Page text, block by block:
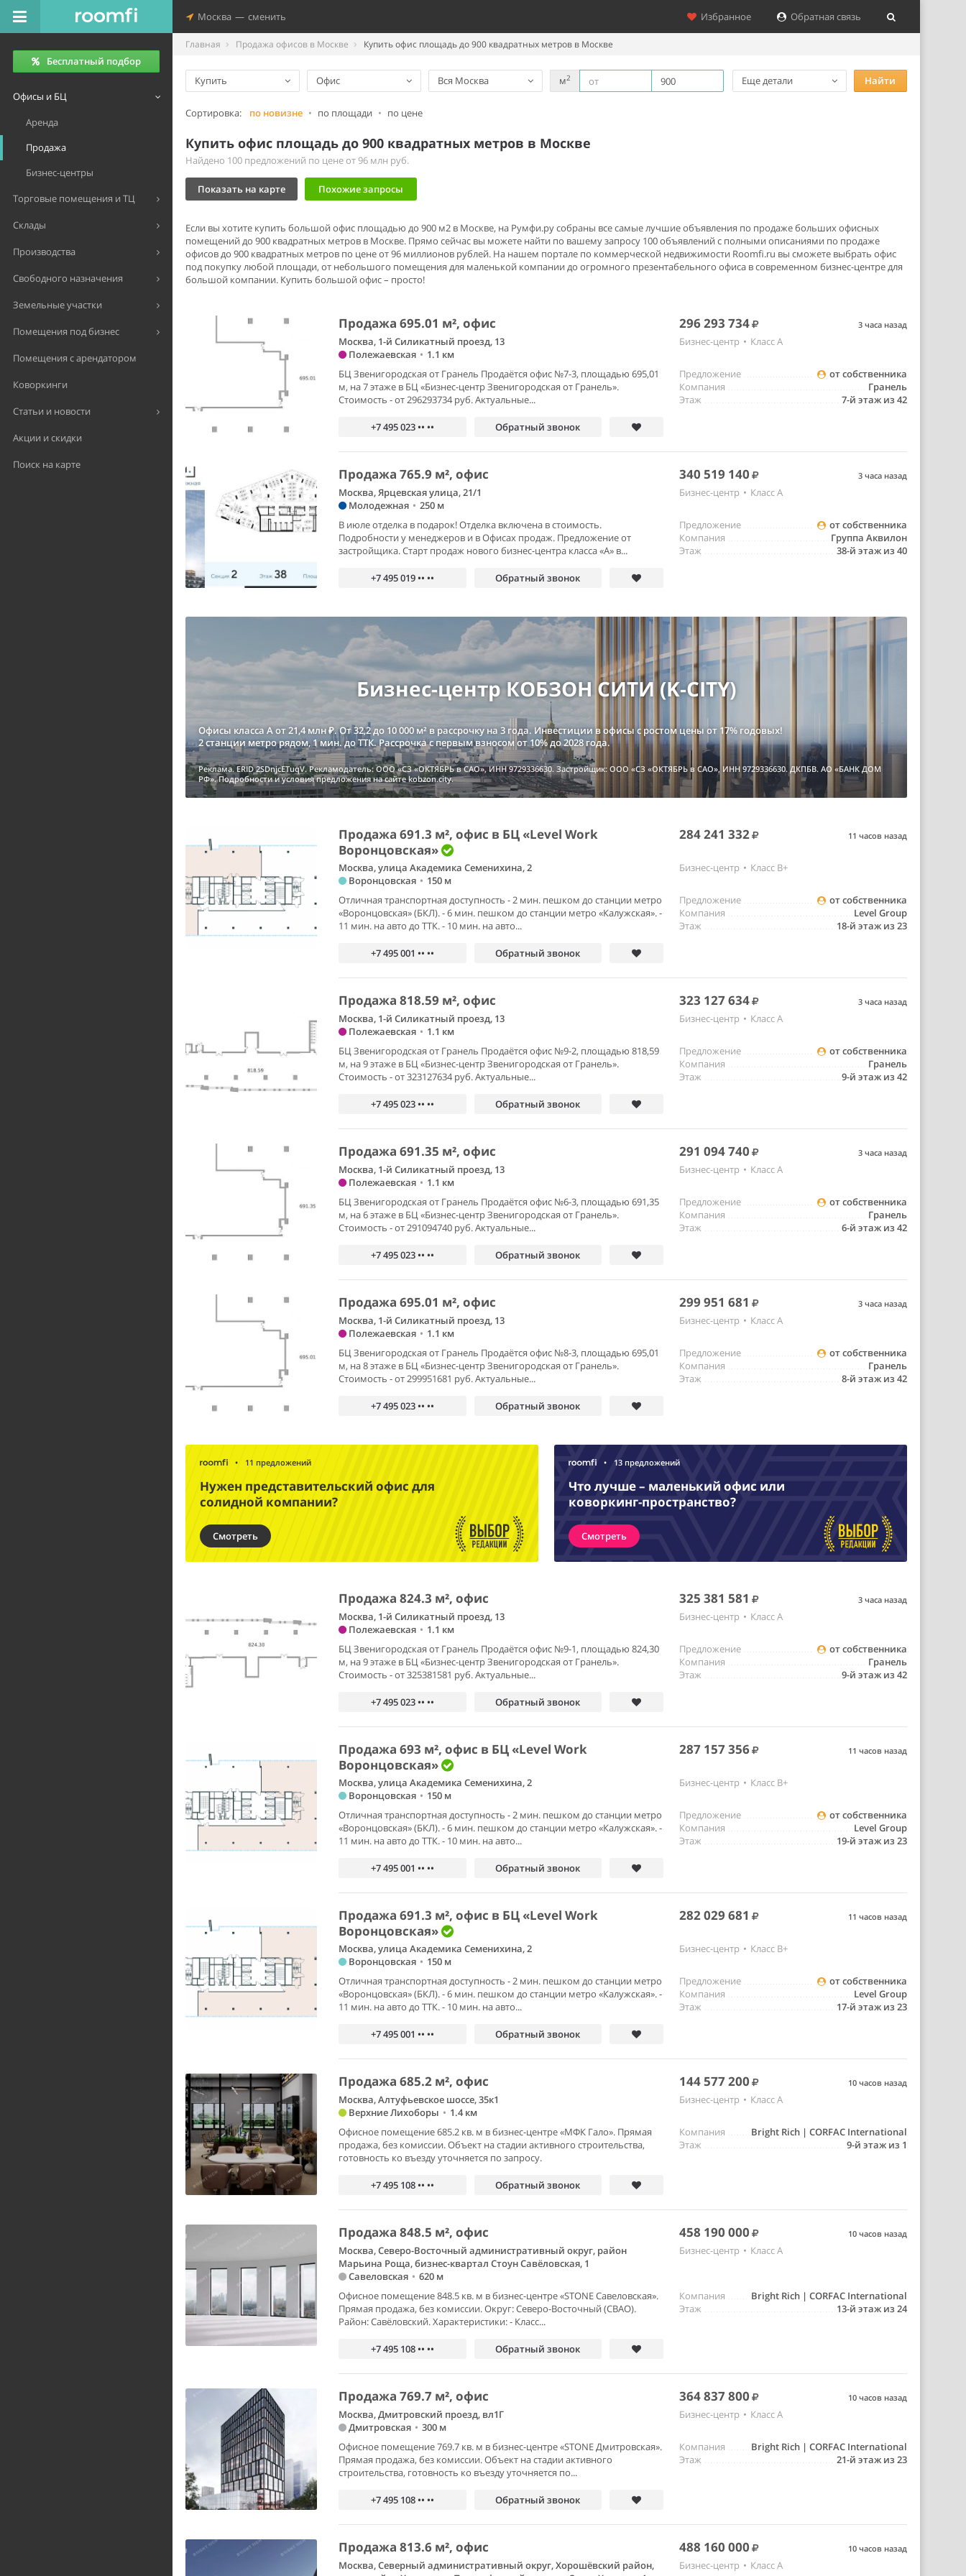
Москва — сменить Избранное Обратная связь
Бесплатный подбор
Офисы и БЦ
Аренда
Продажа
Бизнес-центры
Торговые помещения и ТЦ
Склады
Производства
Свободного назначения
Земельные участки
Помещения под бизнес
Помещения с арендатором
Коворкинги
Статьи и новости
Акции и скидки
Поиск на карте
Главная Продажа офисов в Москве Купить офис площадь до 900 квадратных метров в Москве
Купить Офис Вся Москва м2 Еще детали Найти
Сортировка: по новизне • по площади • по цене
Купить офис площадь до 900 квадратных метров в Москве
Найдено 100 предложений по цене от 96 млн руб.
Показать на карте Похожие запросы
Если вы хотите купить большой офис площадью до 900 м2 в Москве, на Румфи.ру собраны все самые лучшие объявления по продаже больших офисных
помещений до 900 квадратных метров в Москве. Прямо сейчас вы можете найти по вашему запросу 100 объявлений с полными описаниями по продаже
офисов до 900 квадратных метров по цене от 96 миллионов рублей. На нашем портале по коммерческой недвижимости Roomfi.ru вы сможете выбрать офис
под покупку любой площади, от небольшого помещения для маленькой компании до огромного презентабельного офиса в современном бизнес-центре для
большой компании. Купить большой офис – просто!
Продажа 695.01 м², офис 296 293 734 3 часа назад
Москва, 1-й Силикатный проезд, 13
Полежаевская • 1.1 км
Бизнес-центр • Класс A
БЦ Звенигородская от Гранель Продаётся офис №7-3, площадью 695,01
м, на 7 этаже в БЦ «Бизнес-центр Звенигородская от Гранель».
Стоимость - от 296293734 руб. Актуальные...
от собственника
Предложение
Гранель
Компания
7-й этаж из 42
Этаж
+7 495 023 •• •• Обратный звонок
Продажа 765.9 м², офис 340 519 140 3 часа назад
Москва, Ярцевская улица, 21/1
Молодежная • 250 м
Бизнес-центр • Класс A
В июле отделка в подарок! Отделка включена в стоимость.
Подробности у менеджеров и в Офисах продаж. Предложение от
застройщика. Старт продаж нового бизнес-центра класса «А» в...
от собственника
Предложение
Группа Аквилон
Компания
38-й этаж из 40
Этаж
+7 495 019 •• •• Обратный звонок
Бизнес-центр КОБЗОН СИТИ (K-CITY)
Офисы класса А от 21,4 млн ₽. От 32,2 до 10 000 м² в рассрочку на 3 года. Инвестиции в офисы с ростом цены от 17% годовых!
2 станции метро рядом, 1 мин. до ТТК. Рассрочка с первым взносом от 10% до 2028 года.
Реклама. ERID 2SDnjcETuqV. Рекламодатель: ООО «СЗ «ОКТЯБРЬ в САО», ИНН 9729336630. Застройщик: ООО «СЗ «ОКТЯБРЬ в САО», ИНН 9729336630. ДКПБВ. АО «БАНК ДОМ
РФ». Подробности и условия предложения на сайте kobzon.city.
Продажа 691.3 м², офис в БЦ «Level Work
Воронцовская»
284 241 332 11 часов назад
Москва, улица Академика Семенихина, 2
Воронцовская • 150 м
Бизнес-центр • Класс B+
Отличная транспортная доступность - 2 мин. пешком до станции метро
«Воронцовская» (БКЛ). - 6 мин. пешком до станции метро «Калужская». -
11 мин. на авто до ТТК. - 10 мин. на авто...
от собственника
Предложение
Level Group
Компания
18-й этаж из 23
Этаж
+7 495 001 •• •• Обратный звонок
Продажа 818.59 м², офис 323 127 634 3 часа назад
Москва, 1-й Силикатный проезд, 13
Полежаевская • 1.1 км
Бизнес-центр • Класс A
БЦ Звенигородская от Гранель Продаётся офис №9-2, площадью 818,59
м, на 9 этаже в БЦ «Бизнес-центр Звенигородская от Гранель».
Стоимость - от 323127634 руб. Актуальные...
от собственника
Предложение
Гранель
Компания
9-й этаж из 42
Этаж
+7 495 023 •• •• Обратный звонок
Продажа 691.35 м², офис 291 094 740 3 часа назад
Москва, 1-й Силикатный проезд, 13
Полежаевская • 1.1 км
Бизнес-центр • Класс A
БЦ Звенигородская от Гранель Продаётся офис №6-3, площадью 691,35
м, на 6 этаже в БЦ «Бизнес-центр Звенигородская от Гранель».
Стоимость - от 291094740 руб. Актуальные...
от собственника
Предложение
Гранель
Компания
6-й этаж из 42
Этаж
+7 495 023 •• •• Обратный звонок
Продажа 695.01 м², офис 299 951 681 3 часа назад
Москва, 1-й Силикатный проезд, 13
Полежаевская • 1.1 км
Бизнес-центр • Класс A
БЦ Звенигородская от Гранель Продаётся офис №8-3, площадью 695,01
м, на 8 этаже в БЦ «Бизнес-центр Звенигородская от Гранель».
Стоимость - от 299951681 руб. Актуальные...
от собственника
Предложение
Гранель
Компания
8-й этаж из 42
Этаж
+7 495 023 •• •• Обратный звонок
• 11 предложений
Нужен представительский офис для
солидной компании?
Смотреть
• 13 предложений
Что лучше – маленький офис или
коворкинг-пространство?
Смотреть
Продажа 824.3 м², офис 325 381 581 3 часа назад
Москва, 1-й Силикатный проезд, 13
Полежаевская • 1.1 км
Бизнес-центр • Класс A
БЦ Звенигородская от Гранель Продаётся офис №9-1, площадью 824,30
м, на 9 этаже в БЦ «Бизнес-центр Звенигородская от Гранель».
Стоимость - от 325381581 руб. Актуальные...
от собственника
Предложение
Гранель
Компания
9-й этаж из 42
Этаж
+7 495 023 •• •• Обратный звонок
Продажа 693 м², офис в БЦ «Level Work
Воронцовская»
287 157 356 11 часов назад
Москва, улица Академика Семенихина, 2
Воронцовская • 150 м
Бизнес-центр • Класс B+
Отличная транспортная доступность - 2 мин. пешком до станции метро
«Воронцовская» (БКЛ). - 6 мин. пешком до станции метро «Калужская». -
11 мин. на авто до ТТК. - 10 мин. на авто...
от собственника
Предложение
Level Group
Компания
19-й этаж из 23
Этаж
+7 495 001 •• •• Обратный звонок
Продажа 691.3 м², офис в БЦ «Level Work
Воронцовская»
282 029 681 11 часов назад
Москва, улица Академика Семенихина, 2
Воронцовская • 150 м
Бизнес-центр • Класс B+
Отличная транспортная доступность - 2 мин. пешком до станции метро
«Воронцовская» (БКЛ). - 6 мин. пешком до станции метро «Калужская». -
11 мин. на авто до ТТК. - 10 мин. на авто...
от собственника
Предложение
Level Group
Компания
17-й этаж из 23
Этаж
+7 495 001 •• •• Обратный звонок
Продажа 685.2 м², офис 144 577 200 10 часов назад
Москва, Алтуфьевское шоссе, 35к1
Верхние Лихоборы • 1.4 км
Бизнес-центр • Класс A
Офисное помещение 685.2 кв. м в бизнес-центре «МФК Гало». Прямая
продажа, без комиссии. Объект на стадии активного строительства,
готовность ко въезду уточняется по запросу.
Bright Rich | CORFAC International
Компания
9-й этаж из 1
Этаж
+7 495 108 •• •• Обратный звонок
Продажа 848.5 м², офис 458 190 000 10 часов назад
Москва, Северо-Восточный административный округ, район
Марьина Роща, бизнес-квартал Стоун Савёловская, 1
Савеловская • 620 м
Бизнес-центр • Класс A
Офисное помещение 848.5 кв. м в бизнес-центре «STONE Савеловская».
Прямая продажа, без комиссии. Округ: Северо-Восточный (СВАО).
Район: Савёловский. Характеристики: - Класс...
Bright Rich | CORFAC International
Компания
13-й этаж из 24
Этаж
+7 495 108 •• •• Обратный звонок
Продажа 769.7 м², офис 364 837 800 10 часов назад
Москва, Дмитровский проезд, вл1Г
Дмитровская • 300 м
Бизнес-центр • Класс A
Офисное помещение 769.7 кв. м в бизнес-центре «STONE Дмитровская».
Прямая продажа, без комиссии. Объект на стадии активного
строительства, готовность ко въезду уточняется по...
Bright Rich | CORFAC International
Компания
21-й этаж из 23
Этаж
+7 495 108 •• •• Обратный звонок
Продажа 813.6 м², офис 488 160 000 10 часов назад
Москва, Северный административный округ, Хорошёвский район,
Бизнес-центр • Класс A